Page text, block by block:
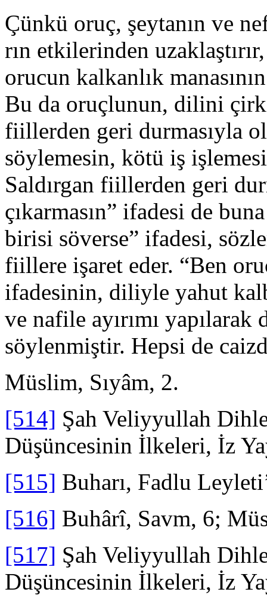
Çünkü oruç, şeytanın ve
rın etkilerinden
orucun kalkanlık
Bu da oruçlunun, dilini
fiillerden geri durmasıyla
söylemesin, kötü iş
Saldırgan fiillerden geri
çıkarmasın” ifadesi de
birisi söverse” ifadesi,
fiillere işaret eder. “Ben
ifadesinin, diliyle yahut
ve nafile ayırımı
söylen­miştir. Hepsi de
Müslim, Sıyâm, 2.
[514] Şah Veliyyullah
Düşüncesinin İlkeleri, İz
[515] Buharı, Fadlu
[516] Buhârî, Savm, 6;
[517] Şah Veliyyullah
Düşüncesinin İlkeleri, İz